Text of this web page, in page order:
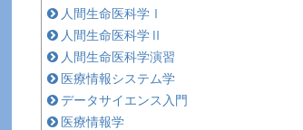
人間生命医科学Ⅰ
人間生命医科学Ⅱ
人間生命医科学演習
医療情報システム学
データサイエンス入門
医療情報学